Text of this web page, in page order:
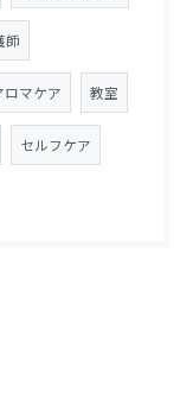
師
ロマケア 教室
セルフケア